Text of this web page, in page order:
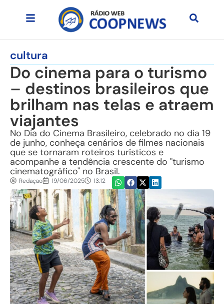
cultura
Do cinema para o turismo
– destinos brasileiros que
brilham nas telas e atraem
viajantes
No Dia do Cinema Brasileiro, celebrado no dia 19
de junho, conheça cenários de filmes nacionais
que se tornaram roteiros turísticos e
acompanhe a tendência crescente do "turismo
cinematográfico" no Brasil.
Redação 19/06/2025 13:12